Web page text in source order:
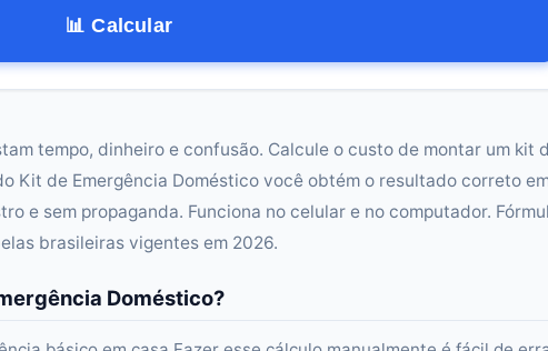
📊 Calcular
tempo, dinheiro e confusão. Calcule o custo de montar um kit
Kit de Emergência Doméstico você obtém o resultado correto
e sem propaganda. Funciona no celular e no computador.
brasileiras vigentes em 2026.
Doméstico?